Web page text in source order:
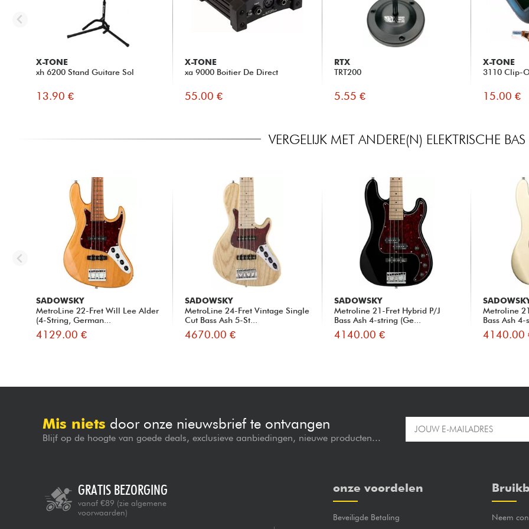
X-TONE
xh 6200 Stand Guitare Sol
13.90 €
X-TONE
xa 9000 Boitier De Direct
55.00 €
RTX
TRT200
5.55 €
X-TONE
3110 Clip-
15.00 €
VERGELIJK MET ANDERE(N) ELEKTRISCHE BAS
SADOWSKY
MetroLine 22-Fret Will Lee Alder
(4-String, German...
4129.00 €
SADOWSKY
MetroLine 24-Fret Vintage Single
Cut Bass Ash 5-St...
4670.00 €
SADOWSKY
Metroline 21-Fret Hybrid P/J
Bass Ash 4-string (Ge...
4140.00 €
Metroline
Bass Ash 4-
4140.00
Mis niets door onze nieuwsbrief te ontvangen
Blijf op de hoogte van goede deals, exclusieve aanbiedingen, nieuwe producten...
GRATIS BEZORGING
vanaf €89 (zie algemene
voorwaarden)
onze voordelen
Beveiligde Betaling
Neem